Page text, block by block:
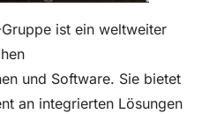
ist ein weltweiter
und Software. Sie bietet
an integrierten Lösungen